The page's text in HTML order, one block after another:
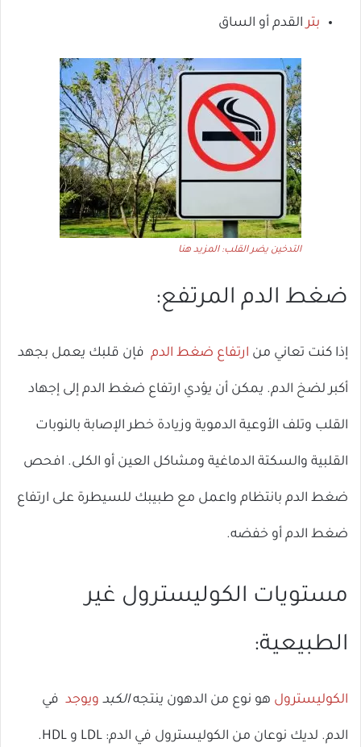
بتر القدم أو الساق
التدخين يضر القلب: المزيد هنا
ضغط الدم المرتفع:
إذا كنت تعاني من ارتفاع ضغط الدم فإن قلبك يعمل بجهد
أكبر لضخ الدم. يمكن أن يؤدي ارتفاع ضغط الدم إلى إجهاد
القلب وتلف الأوعية الدموية وزيادة خطر الإصابة بالنوبات
القلبية والسكتة الدماغية ومشاكل العين أو الكلى. افحص
ضغط الدم بانتظام واعمل مع طبيبك للسيطرة على ارتفاع
ضغط الدم أو خفضه.
مستويات الكوليسترول غير
الطبيعية:
الكوليسترول هو نوع من الدهون ينتجهالكبد ويوجد في
الدم. لديك نوعان من الكوليسترول في الدم: LDL و HDL.